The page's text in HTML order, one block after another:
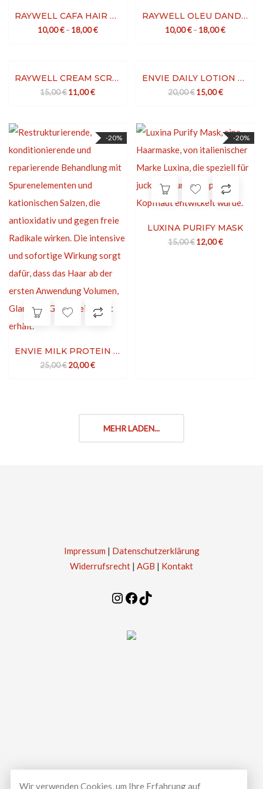
RAYWELL CAFA HAIR LOSS PREVENTION SHAMPOO
10,00€– 18,00€
RAYWELL OLEU DANDRUFF PREVENTION SHAMPOO
10,00€– 18,00€
-27%
RAYWELL CREAM SCRUB
15,00€Ursprünglicher Preis war: 15,00 €
11,00€Aktueller Preis ist: 11,00 €.
-25%
ENVIE DAILY LOTION REVITALIZE
20,00€ Ursprünglicher
15,00€Aktueller
-20%
ENVIE MILK PROTEIN RESTRUCTURING LOTION
25,00€Ursprünglicher Preis war: 25,00 €
20,00€Aktueller Preis ist: 20,00 €.
-20%
LUXINA PURIFY MASK
15,00€ Ursprünglicher
12,00€Aktueller
MEHR LADEN...
Impressum | Datenschutzerklärung
Widerrufsrecht | AGB | Kontakt
Instagram
Facebook
Wir verwenden Cookies, um Ihre Erfahrung auf